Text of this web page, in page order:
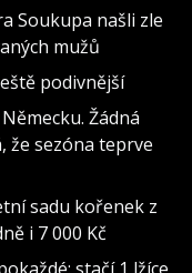
Soukupa našli zle
mužů
podivnější
Žádná
že sezóna teprve
sadu kořenek z
i 7 000 Kč